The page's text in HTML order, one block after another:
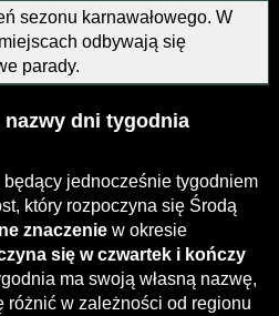
sezonu karnawałowego. W
odbywają się
parady.
nazwy dni tygodnia
będący jednocześnie tygodniem
który rozpoczyna się Środą
znaczeniew okresie
się w czwartek i kończy
ma swoją własną nazwę,
różnić w zależności od regionu